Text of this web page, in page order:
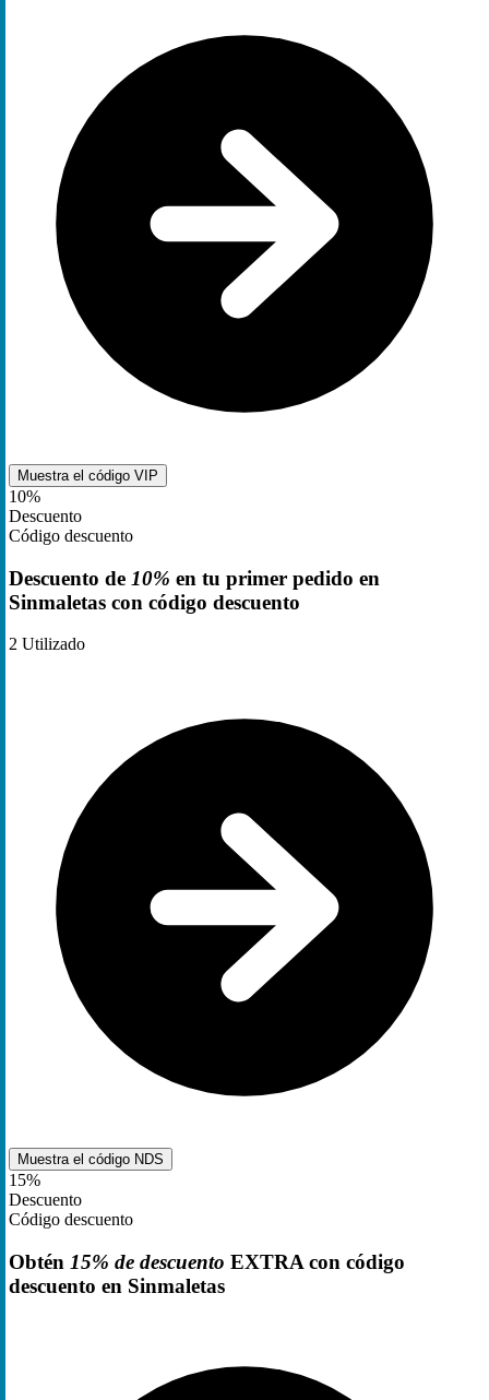
Muestra el código VIP
10%
Descuento
Código descuento
Descuento de 10% en tu primer pedido en
Sinmaletas con código descuento
2 Utilizado
Muestra el código NDS
15%
Descuento
Código descuento
Obtén 15% de descuento EXTRA con código
descuento en Sinmaletas